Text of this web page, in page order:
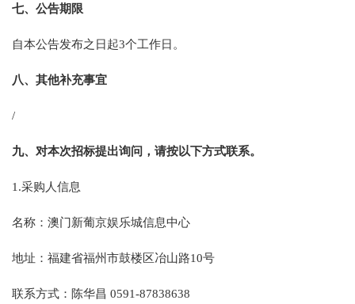
七、公告期限
自本公告发布之日起3个工作日。
八、其他补充事宜
/
九、对本次招标提出询问，请按以下方式联系。
1.采购人信息
名称：澳门新葡京娱乐城信息中心
地址：福建省福州市鼓楼区冶山路10号
联系方式：陈华昌 0591-87838638